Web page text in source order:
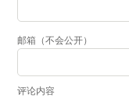
邮箱（不会公开）
评论内容